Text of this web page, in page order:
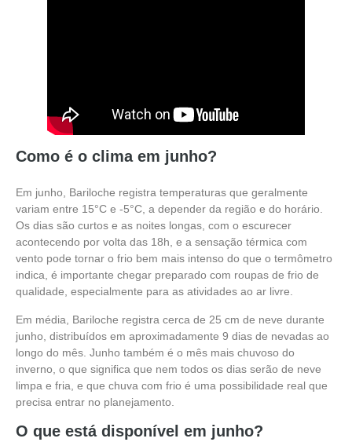
Como é o clima em junho?
Em junho, Bariloche registra temperaturas que geralmente
variam entre 15°C e -5°C, a depender da região e do horário.
Os dias são curtos e as noites longas, com o escurecer
acontecendo por volta das 18h, e a sensação térmica com
vento pode tornar o frio bem mais intenso do que o termômetro
indica, é importante chegar preparado com roupas de frio de
qualidade, especialmente para as atividades ao ar livre.
Em média, Bariloche registra cerca de 25 cm de neve durante
junho, distribuídos em aproximadamente 9 dias de nevadas ao
longo do mês. Junho também é o mês mais chuvoso do
inverno, o que significa que nem todos os dias serão de neve
limpa e fria, e que chuva com frio é uma possibilidade real que
precisa entrar no planejamento.
O que está disponível em junho?